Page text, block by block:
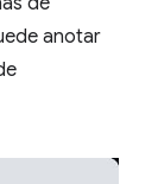
anotar